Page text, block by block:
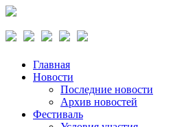
Главная
Новости
Последние новости
Архив новостей
Фестиваль